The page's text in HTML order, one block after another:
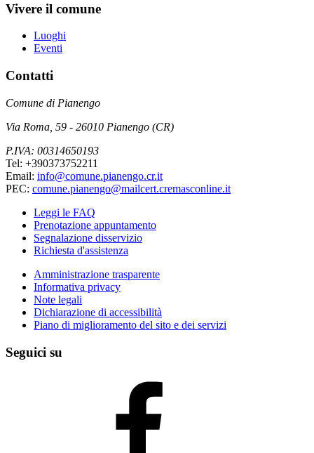
Vivere il comune
Luoghi
Eventi
Contatti
Comune di Pianengo
Via Roma, 59 - 26010 Pianengo (CR)
P.IVA: 00314650193
Tel: +390373752211
Email: info@comune.pianengo.cr.it
PEC: comune.pianengo@mailcert.cremasconline.it
Leggi le FAQ
Prenotazione appuntamento
Segnalazione disservizio
Richiesta d'assistenza
Amministrazione trasparente
Informativa privacy
Note legali
Dichiarazione di accessibilità
Piano di miglioramento del sito e dei servizi
Seguici su